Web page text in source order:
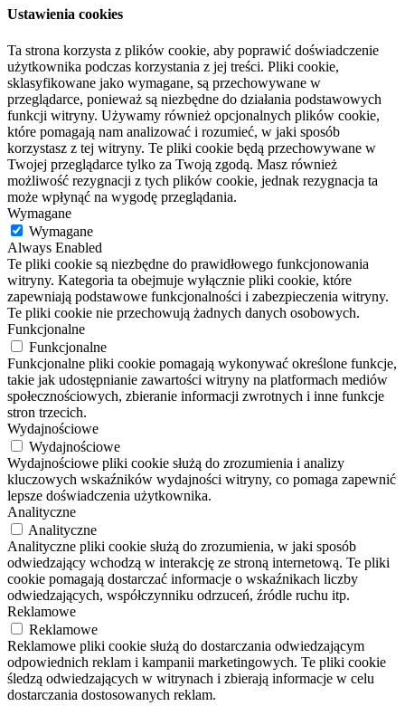
Ustawienia cookies
Ta strona korzysta z plików cookie, aby poprawić doświadczenie
użytkownika podczas korzystania z jej treści. Pliki cookie,
sklasyfikowane jako wymagane, są przechowywane w
przeglądarce, ponieważ są niezbędne do działania podstawowych
funkcji witryny. Używamy również opcjonalnych plików cookie,
które pomagają nam analizować i rozumieć, w jaki sposób
korzystasz z tej witryny. Te pliki cookie będą przechowywane w
Twojej przeglądarce tylko za Twoją zgodą. Masz również
możliwość rezygnacji z tych plików cookie, jednak rezygnacja ta
może wpłynąć na wygodę przeglądania.
Wymagane
Wymagane
Always Enabled
Te pliki cookie są niezbędne do prawidłowego funkcjonowania
witryny. Kategoria ta obejmuje wyłącznie pliki cookie, które
zapewniają podstawowe funkcjonalności i zabezpieczenia witryny.
Te pliki cookie nie przechowują żadnych danych osobowych.
Funkcjonalne
Funkcjonalne
Funkcjonalne pliki cookie pomagają wykonywać określone funkcje,
takie jak udostępnianie zawartości witryny na platformach mediów
społecznościowych, zbieranie informacji zwrotnych i inne funkcje
stron trzecich.
Wydajnościowe
Wydajnościowe
Wydajnościowe pliki cookie służą do zrozumienia i analizy
kluczowych wskaźników wydajności witryny, co pomaga zapewnić
lepsze doświadczenia użytkownika.
Analityczne
Analityczne
Analityczne pliki cookie służą do zrozumienia, w jaki sposób
odwiedzający wchodzą w interakcję ze stroną internetową. Te pliki
cookie pomagają dostarczać informacje o wskaźnikach liczby
odwiedzających, współczynniku odrzuceń, źródle ruchu itp.
Reklamowe
Reklamowe
Reklamowe pliki cookie służą do dostarczania odwiedzającym
odpowiednich reklam i kampanii marketingowych. Te pliki cookie
śledzą odwiedzających w witrynach i zbierają informacje w celu
dostarczania dostosowanych reklam.